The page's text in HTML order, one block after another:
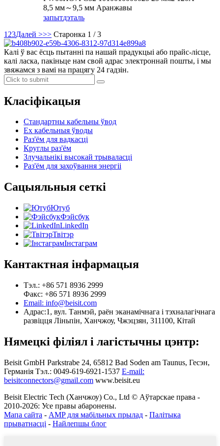
8,5 мм～9,5 мм Аранжавы
запытдэталь
1 23Далей >>> Старонка 1 / 3
Калі ў вас ёсць пытанні па нашай прадукцыі або прайс-лісце,
калі ласка, пакіньце нам свой адрас электроннай пошты, і мы
звяжамся з вамі на працягу 24 гадзін.
Класіфікацыя
Стандартны кабельны ўвод
Ex кабельныя ўводы
Раз'ём для вадкасці
Круглы раз'ём
Злучальнікі высокай трываласці
Раз'ём для захоўвання энергіі
Сацыяльныя сеткі
Ютуб
Фэйсбук
LinkedIn
Твітэр
Інстаграм
Кантактная інфармацыя
Тэл.: +86 571 8936 2999
Факс: +86 571 8936 2999
Email: info@beisit.com
Адрас:1, вул. Танмэй, раён эканамічнага і тэхналагічнага
развіцця Ліньпін, Ханчжоу, Чжэцзян, 311100, Кітай
Нямецкі філіял і лагістычны цэнтр:
Beisit GmbH Parkstrabe 24, 65812 Bad Soden am Taunus, Гесэн,
Германія Тэл.: 0049-619-6921-1537 E-mail:
beisitconnectors@gmail.com www.beisit.eu
Beisit Electric Tech (Ханчжоу) Co., Ltd © Аўтарскае права -
2010-2026: Усе правы абаронены.
Мапа сайта - AMP для мабільных прылад - Палітыка
прыватнасці - Найлепшы блог